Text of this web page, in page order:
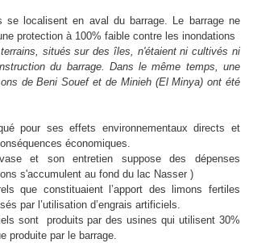
se localisent en aval du barrage. Le barrage ne
protection à 100% faible contre les inondations
situés sur des îles, n'étaient ni cultivés ni
du barrage. Dans le même temps, une
de Beni Souef et de Minieh (El Minya) ont été
pour ses effets environnementaux directs et
économiques.
et son entretien suppose des dépenses
s'accumulent au fond du lac Nasser )
que constituaient l’apport des limons fertiles
par l’utilisation d’engrais artificiels.
sont
produits par des usines qui utilisent 30%
produite par le barrage.